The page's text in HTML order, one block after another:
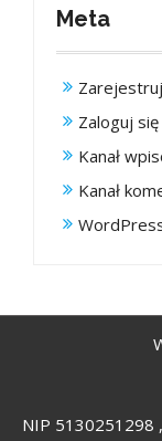
Meta
Zaloguj się
Kanał
Kanał
NIP 5130251298